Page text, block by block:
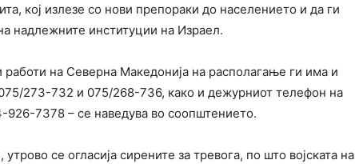
кој излезе со нови препораки до населението и да ги
надлежните институции на Израел.
на Северна Македонија на располагање ги има и
273-732 и 075/268-736, како и дежурниот телефон на
7378 – се наведува во соопштението.
се огласија сирените за тревога, по што војската на